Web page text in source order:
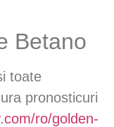
Betano
toate
pronosticuri
ro/golden-